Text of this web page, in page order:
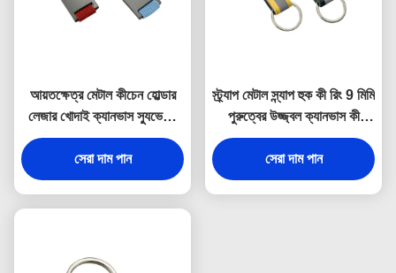
আয়তক্ষেত্র মেটাল কীচেন হোল্ডার
লেজার খোদাই ক্যানভাস স্যুভেনির
উপহার
সেরা দাম পান
স্ট্র্যাপ মেটাল স্ন্যাপ হুক কী রিং 9 মিমি
পুরুত্বের উজ্জ্বল ক্যানভাস কী
হোল্ডার স্যুভেনির
সেরা দাম পান